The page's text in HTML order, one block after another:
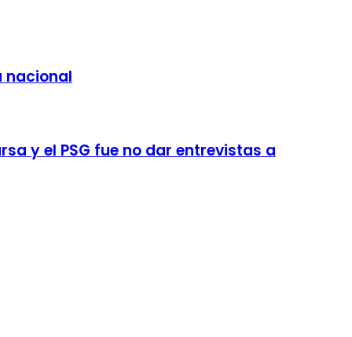
nacional
y el PSG fue no dar entrevistas a